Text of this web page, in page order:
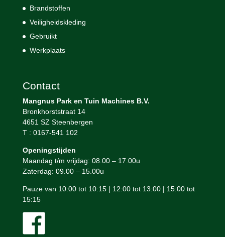
Brandstoffen
Veiligheidskleding
Gebruikt
Werkplaats
Contact
Mangnus Park en Tuin Machines B.V.
Bronkhorststraat 14
4651 SZ Steenbergen
T : 0167-541 102
Openingstijden
Maandag t/m vrijdag: 08.00 – 17.00u
Zaterdag: 09.00 – 15.00u
Pauze van 10:00 tot 10:15 | 12:00 tot 13:00 | 15:00 tot
15:15